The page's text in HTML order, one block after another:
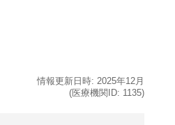
情報更新日時: 2025年12月
(医療機関ID: 1135)